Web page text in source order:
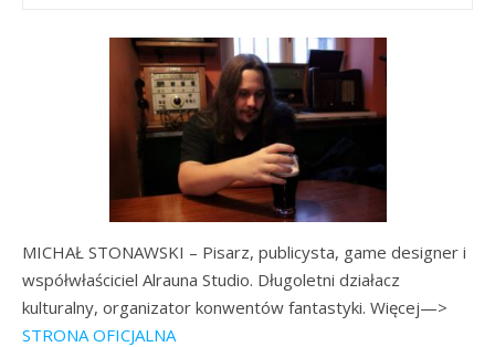
MICHAŁ STONAWSKI – Pisarz, publicysta, game designer i
współwłaściciel Alrauna Studio. Długoletni działacz
kulturalny, organizator konwentów fantastyki. Więcej—>
STRONA OFICJALNA